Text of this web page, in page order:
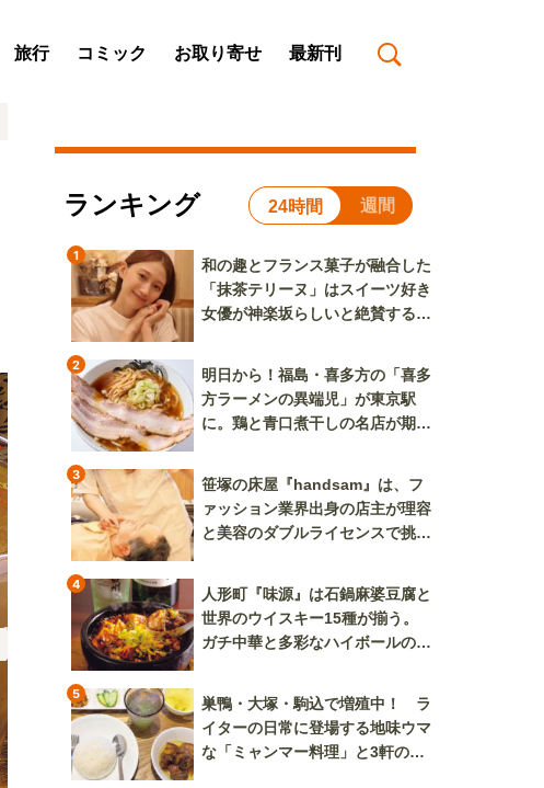
旅行 コミック お取り寄せ 最新刊
ランキング 24時間 週間
1
和の趣とフランス菓子が融合した
「抹茶テリーヌ」はスイーツ好き
女優が神楽坂らしいと絶賛する逸
2
明日から！福島・喜多方の「喜多
方ラーメンの異端児」が東京駅
に。鶏と青口煮干しの名店が期間
3
笹塚の床屋『handsam』は、フ
ァッション業界出身の店主が理容
と美容のダブルライセンスで挑む
4
人形町『味源』は石鍋麻婆豆腐と
世界のウイスキー15種が揃う。
ガチ中華と多彩なハイボールの組
5
巣鴨・大塚・駒込で増殖中！ ラ
イターの日常に登場する地味ウマ
な「ミャンマー料理」と3軒のニ